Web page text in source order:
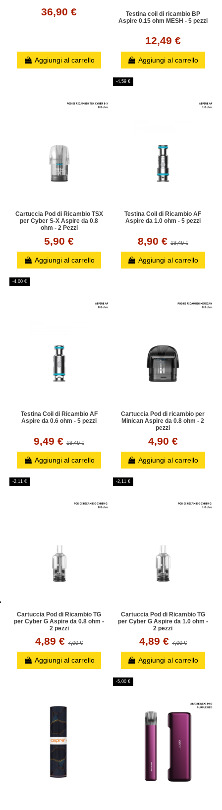
36,90 €
Aggiungi al carrello
Testina coil di ricambio BP
Aspire 0.15 ohm MESH - 5 pezzi
12,49 €
Aggiungi al carrello
Cartuccia Pod di Ricambio TSX
per Cyber S-X Aspire da 0.8
ohm - 2 Pezzi
5,90 €
Aggiungi al carrello
-4,59 €
Testina Coil di Ricambio AF
Aspire da 1.0 ohm - 5 pezzi
8,90 € 13,49 €
Aggiungi al carrello
-4,00 €
Testina Coil di Ricambio AF
Aspire da 0.6 ohm - 5 pezzi
9,49 €13,49 €
Aggiungi al carrello
Cartuccia Pod di ricambio per
Minican Aspire da 0.8 ohm - 2
pezzi
4,90 €
Aggiungi al carrello
-2,11 €
Cartuccia Pod di Ricambio TG
per Cyber G Aspire da 0.8 ohm -
2 pezzi
4,89 €7,00 €
Aggiungi al carrello
-2,11 €
Cartuccia Pod di Ricambio TG
per Cyber G Aspire da 1.0 ohm -
2 pezzi
4,89 € 7,00 €
Aggiungi al carrello
-5,00 €